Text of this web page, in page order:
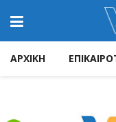
ΑΡΧΙΚΗ